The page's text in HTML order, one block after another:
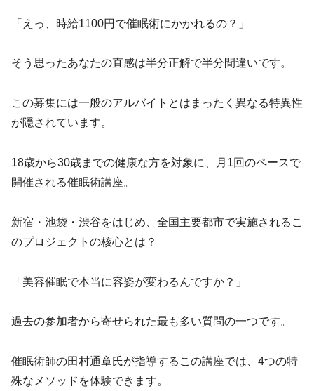
「えっ、時給1100円で催眠術にかかれるの？」
そう思ったあなたの直感は半分正解で半分間違いです。
この募集には一般のアルバイトとはまったく異なる特異性
が隠されています。
18歳から30歳までの健康な方を対象に、月1回のペースで
開催される催眠術講座。
新宿・池袋・渋谷をはじめ、全国主要都市で実施されるこ
のプロジェクトの核心とは？
「美容催眠で本当に容姿が変わるんですか？」
過去の参加者から寄せられた最も多い質問の一つです。
催眠術師の田村通章氏が指導するこの講座では、4つの特
殊なメソッドを体験できます。